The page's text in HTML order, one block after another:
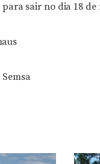
sair no dia 18 de